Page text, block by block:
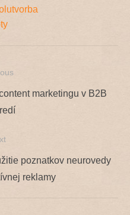
marketingu v B2B
poznatkov neurovedy
reklamy